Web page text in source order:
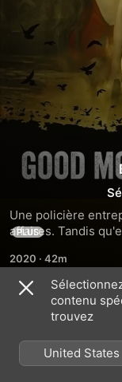
Une policière
affaires. Tandis
secret d'un couple,
protège.
PLUS
2020 · 42m
Saison 1
contenu
trouvez
United States